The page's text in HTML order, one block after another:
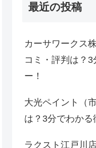
最近の投稿
カーサワークス
コミ・評判は？3
ー！
大光ペイント（
は？3分でわかる
ラクスト江戸川